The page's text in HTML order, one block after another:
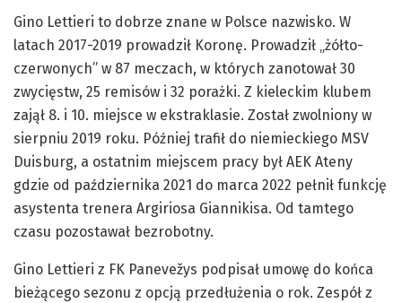
Gino Lettieri to dobrze znane w Polsce nazwisko. W
latach 2017-2019 prowadził Koronę. Prowadził „żółto-
czerwonych” w 87 meczach, w których zanotował 30
zwycięstw, 25 remisów i 32 porażki. Z kieleckim klubem
zajął 8. i 10. miejsce w ekstraklasie. Został zwolniony w
sierpniu 2019 roku. Później trafił do niemieckiego MSV
Duisburg, a ostatnim miejscem pracy był AEK Ateny
gdzie od października 2021 do marca 2022 pełnił funkcję
asystenta trenera Argiriosa Giannikisa. Od tamtego
czasu pozostawał bezrobotny.
Gino Lettieri z FK Panevežys podpisał umowę do końca
bieżącego sezonu z opcją przedłużenia o rok. Zespół z